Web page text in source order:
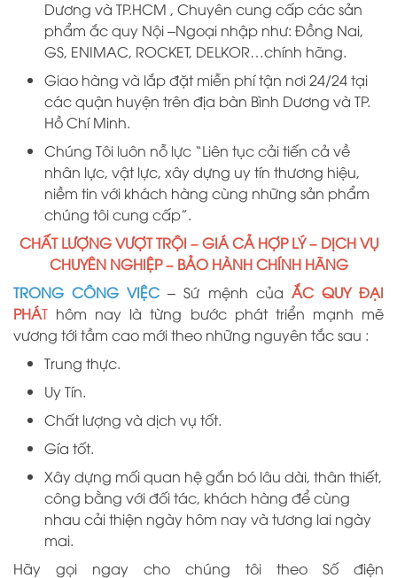
Dương và TP.HCM , Chuyên cung cấp các sản
phẩm ắc quy Nội –Ngoại nhập như: Đồng Nai,
GS, ENIMAC, ROCKET, DELKOR…chính hãng.
Giao hàng và lắp đặt miễn phí tận nơi 24/24 tại
các quận huyện trên địa bàn Bình Dương và TP.
Hồ Chí Minh.
Chúng Tôi luôn nỗ lực “Liên tục cải tiến cả về
nhân lực, vật lực, xây dựng uy tín thương hiệu,
niềm tin với khách hàng cùng những sản phẩm
chúng tôi cung cấp”.
CHẤT LƯỢNG VƯỢT TRỘI – GIÁ CẢ HỢP LÝ – DỊCH VỤ
CHUYÊN NGHIỆP – BẢO HÀNH CHÍNH HÃNG
TRONG CÔNG VIỆC – Sứ mệnh của ẮC QUY ĐẠI
PHÁT hôm nay là từng bước phát triển mạnh mẽ
vương tới tầm cao mới theo những nguyên tắc sau :
Trung thực.
Uy Tín.
Chất lượng và dịch vụ tốt.
Gía tốt.
Xây dựng mối quan hệ gắn bó lâu dài, thân thiết,
công bằng với đối tác, khách hàng để cùng
nhau cải thiện ngày hôm nay và tương lai ngày
mai.
Hãy gọi ngay cho chúng tôi theo Số điện